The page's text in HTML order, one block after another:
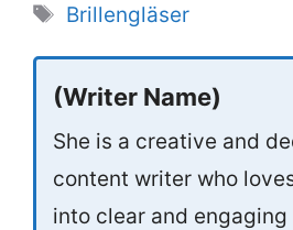
Tags
Brillengläser
(Writer Name)
She is a creative and
content writer who
into clear and engaging